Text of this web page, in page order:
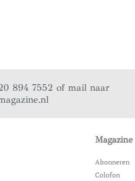
894 7552 of mail naar
Magazine
Abonneren
Colofon